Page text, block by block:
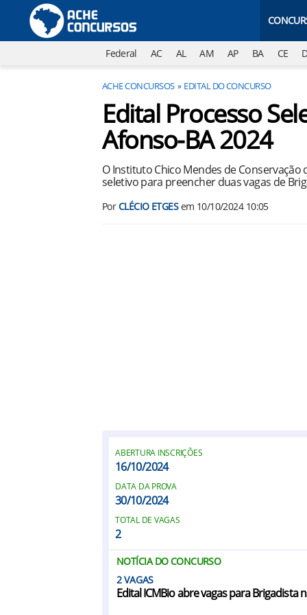
Federal AC AL AM AP BA CE
ACHE CONCURSOS EDITAL DO CONCURSO
Edital Processo
Afonso-BA 2024
O Instituto Chico Mendes de
seletivo para preencher duas vagas de
PorCLÉCIO ETGESem 10/10/2024 10:05
ABERTURA INSCRIÇÕES
16/10/2024
DATA DA PROVA
30/10/2024
TOTAL DE VAGAS
2
NOTÍCIA DO CONCURSO
2
Edital ICMBio abre vagas para Brigadista